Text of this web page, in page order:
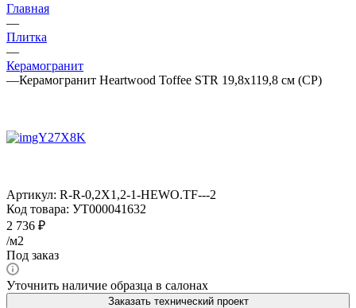
Главная
—
Плитка
—
Керамогранит
—Керамогранит Heartwood Toffee STR 19,8x119,8 см (CP)
Артикул: R-R-0,2X1,2-1-HEWO.TF---2
Код товара: УТ000041632
2 736 ₽
/м2
Под заказ
Уточнить наличие образца в салонах
Заказать технический проект